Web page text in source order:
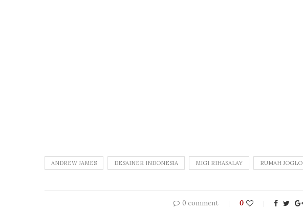
ANDREW JAMES DESAINER INDONESIA MIGI RIHASALAY RUMAH JOGLO
0 comment 0